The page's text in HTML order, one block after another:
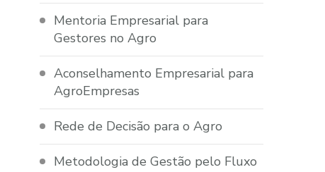
Mentoria Empresarial para
Gestores no Agro
Aconselhamento Empresarial para
AgroEmpresas
Rede de Decisão para o Agro
Metodologia de Gestão pelo Fluxo